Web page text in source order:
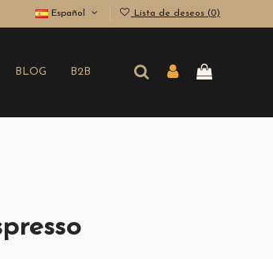
Español Lista de deseos (0)
BLOG B2B